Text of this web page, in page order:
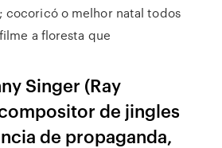
cocoricó o melhor natal todos
a floresta que
Singer (Ray
de jingles
de propaganda,